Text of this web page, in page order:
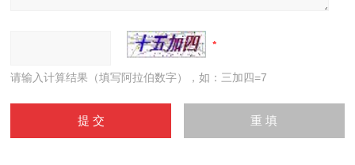
请输入计算结果（填写阿拉伯数字），如：三加四=7